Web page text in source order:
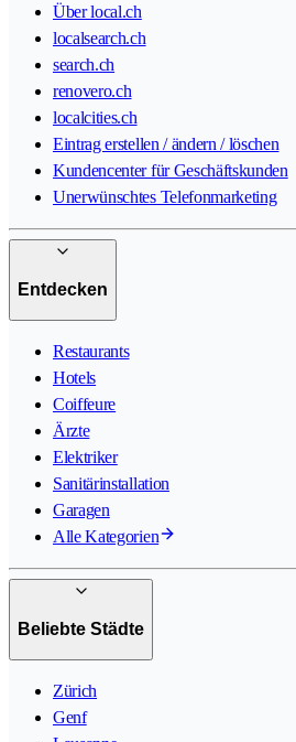
Über local.ch
localsearch.ch
search.ch
renovero.ch
localcities.ch
Eintrag erstellen / ändern / löschen
Kundencenter für Geschäftskunden
Unerwünschtes Telefonmarketing
Entdecken
Restaurants
Hotels
Coiffeure
Ärzte
Elektriker
Sanitärinstallation
Garagen
Alle Kategorien
Beliebte Städte
Zürich
Genf